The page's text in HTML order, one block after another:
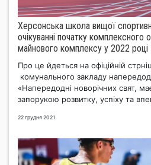
Херсонська школа вищої
очікуванні початку комплексного
майнового комплексу у 2022 році
Про це йдеться на офіційній
комунального закладу
«Напередодні новорічних свят,
запорукою розвитку, успіху та
22 грудня 2021